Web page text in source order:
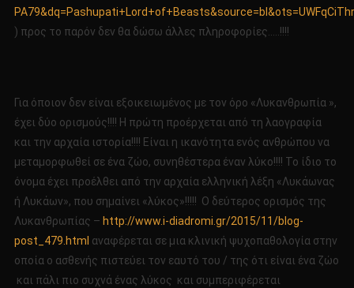
) προς το παρόν δεν θα δώσω άλλες πληροφορίες…..!!!!
Για όποιον δεν είναι εξοικειωμένος με τον όρο «Λυκανθρωπία »,
έχει δύο ορισμούς!!!! Η πρώτη προέρχεται από τη λαογραφία
και την αρχαία ιστορία!!!! Είναι η ικανότητα ενός ανθρώπου να
μεταμορφωθεί σε ένα ζώο, συνηθέστερα έναν λύκο!!!! Το ίδιο το
όνομα έχει προέλθει από την αρχαία ελληνική λέξη «Λυκάωνας
ή Λυκάων», που σημαίνει «λύκος»!!!!! Ο δεύτερος ορισμός της
Λυκανθρωπίας – http://www.i-diadromi.gr/2015/11/blog-
post_479.html αναφέρεται σε μια κλινική ψυχοπαθολογία στην
οποία ο ασθενής πιστεύει τον εαυτό του / της ότι είναι ένα ζώο
και πάλι πιο συχνά ένας λύκος και συμπεριφέρεται